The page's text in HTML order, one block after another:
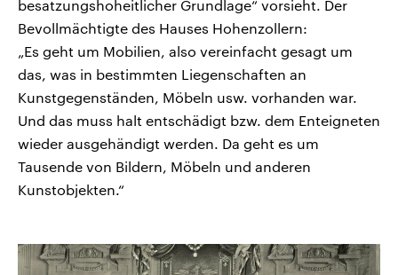
besatzungshoheitlicher Grundlage“ vorsieht. Der
Bevollmächtigte des Hauses Hohenzollern:
„Es geht um Mobilien, also vereinfacht gesagt um
das, was in bestimmten Liegenschaften an
Kunstgegenständen, Möbeln usw. vorhanden war.
Und das muss halt entschädigt bzw. dem Enteigneten
wieder ausgehändigt werden. Da geht es um
Tausende von Bildern, Möbeln und anderen
Kunstobjekten.“